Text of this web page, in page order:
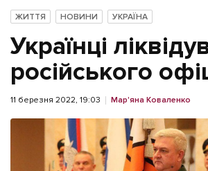
Новини
Політика
Економіка
Бізнес
Життя
Культура
ЖИТТЯ НОВИНИ УКРАЇНА
Українці
російського
11 березня 2022, 19:03 Мар'яна Коваленко